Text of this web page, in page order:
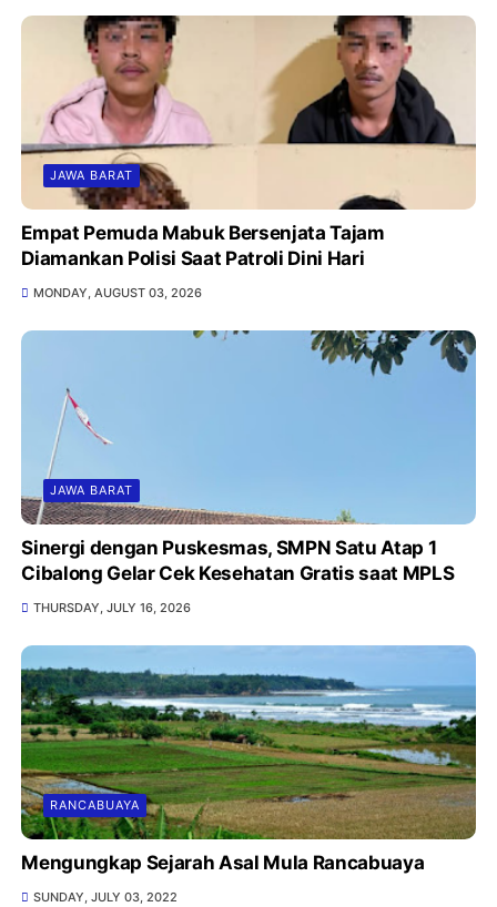
JAWA BARAT
Empat Pemuda Mabuk Bersenjata Tajam
Diamankan Polisi Saat Patroli Dini Hari
MONDAY, AUGUST 03, 2026
JAWA BARAT
Sinergi dengan Puskesmas, SMPN Satu Atap 1
Cibalong Gelar Cek Kesehatan Gratis saat MPLS
THURSDAY, JULY 16, 2026
RANCABUAYA
Mengungkap Sejarah Asal Mula Rancabuaya
SUNDAY, JULY 03, 2022